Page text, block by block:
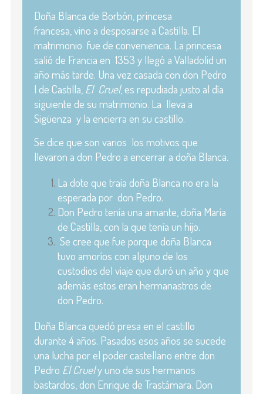
Doña Blanca de Borbón, princesa
francesa, vino a desposarse a Castilla. El
matrimonio fue de conveniencia. La princesa
salió de Francia en 1353 y llegó a Valladolid un
año más tarde. Una vez casada con don Pedro
I de Castilla, El Cruel, es repudiada justo al día
siguiente de su matrimonio. La lleva a
Sigüenza y la encierra en su castillo.
Se dice que son varios los motivos que
llevaron a don Pedro a encerrar a doña Blanca.
La dote que traía doña Blanca no era la
esperada por don Pedro.
Don Pedro tenía una amante, doña María
de Castilla, con la que tenía un hijo.
Se cree que fue porque doña Blanca
tuvo amoríos con alguno de los
custodios del viaje que duró un año y que
además estos eran hermanastros de
don Pedro.
Doña Blanca quedó presa en el castillo
durante 4 años. Pasados esos años se sucede
una lucha por el poder castellano entre don
Pedro El Cruely uno de sus hermanos
bastardos, don Enrique de Trastámara. Don